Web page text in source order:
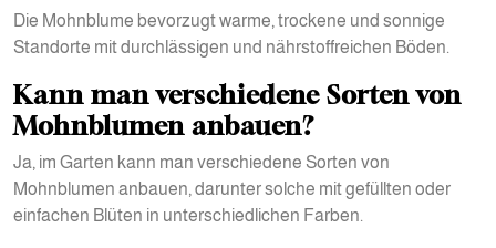
Die Mohnblume bevorzugt warme, trockene und sonnige
Standorte mit durchlässigen und nährstoffreichen Böden.
Kann man verschiedene Sorten von
Mohnblumen anbauen?
Ja, im Garten kann man verschiedene Sorten von
Mohnblumen anbauen, darunter solche mit gefüllten oder
einfachen Blüten in unterschiedlichen Farben.